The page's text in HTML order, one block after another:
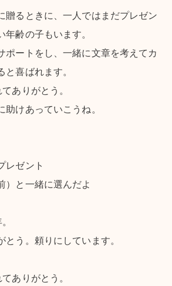
お中元ハムギフ
誕生日ギフト
結婚内祝い
贈るときに、一人ではまだプレゼン
年齢の子もいます。
ポートをし、一緒に文章を考えてカ
と喜ばれます。
ありがとう。
けあっていこうね。
レゼント
）と一緒に選んだよ
とう。頼りにしています。
ありがとう。